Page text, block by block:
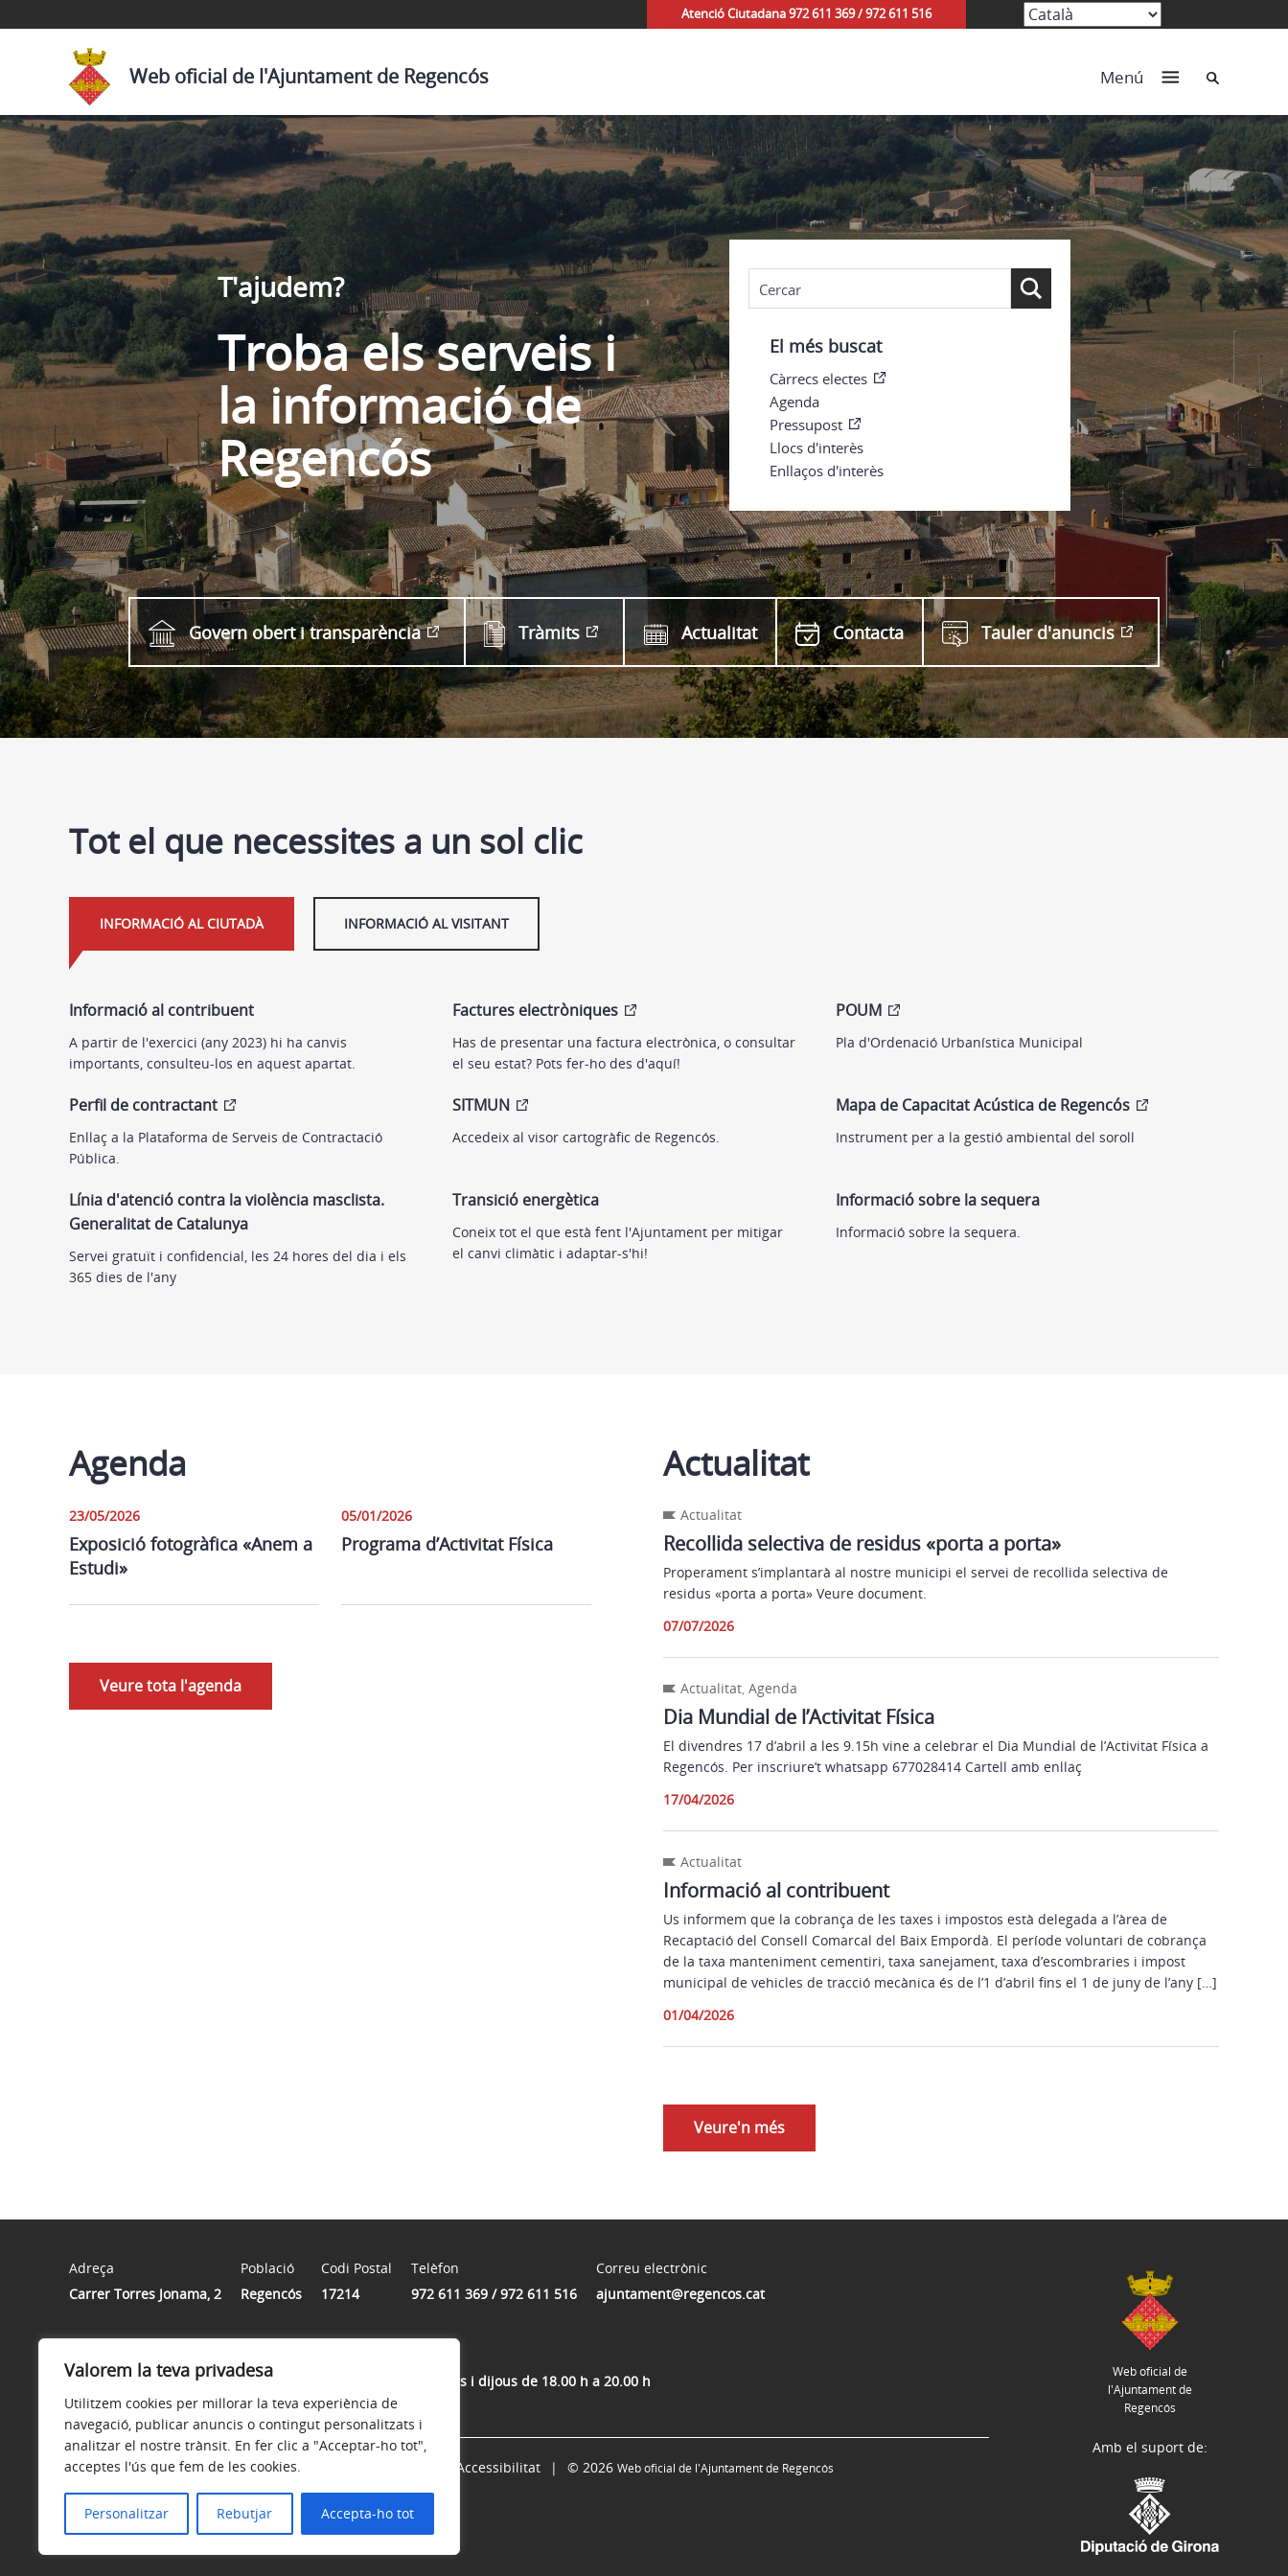
Valorem la teva privadesa
Utilitzem cookies per millorar la teva experiència de
navegació, publicar anuncis o contingut personalitzats i
analitzar el nostre trànsit. En fer clic a "Acceptar-ho tot",
acceptes l'ús que fem de les cookies.
Personalitzar Rebutjar Accepta-ho tot
Atenció Ciutadana 972 611 369 / 972 611 516
Web oficial de l'Ajuntament de Regencós Menú Cerca
T'ajudem?
Troba els serveis i
la informació de
Regencós
El més buscat
Càrrecs electes
Agenda
Pressupost
Llocs d'interès
Enllaços d'interès
Govern obert i transparència Tràmits Actualitat Contacta Tauler d'anuncis
Tot el que necessites a un sol clic
INFORMACIÓ AL CIUTADÀ INFORMACIÓ AL VISITANT
Informació al contribuent
A partir de l'exercici (any 2023) hi ha canvis
importants, consulteu-los en aquest apartat.
Factures electròniques
Has de presentar una factura electrònica, o consultar
el seu estat? Pots fer-ho des d'aquí!
POUM
Pla d'Ordenació Urbanística Municipal
Perfil de contractant
Enllaç a la Plataforma de Serveis de Contractació
Pública.
SITMUN
Accedeix al visor cartogràfic de Regencós.
Mapa de Capacitat Acústica de Regencós
Instrument per a la gestió ambiental del soroll
Línia d'atenció contra la violència masclista.
Generalitat de Catalunya
Servei gratuït i confidencial, les 24 hores del dia i els
365 dies de l'any
Transició energètica
Coneix tot el que està fent l'Ajuntament per mitigar
el canvi climàtic i adaptar-s'hi!
Informació sobre la sequera
Informació sobre la sequera.
Agenda
23/05/2026
Exposició fotogràfica «Anem a
Estudi»
05/01/2026
Programa d’Activitat Física
Veure tota l'agenda
Actualitat
Actualitat
Recollida selectiva de residus «porta a porta»
Properament s’implantarà al nostre municipi el servei de recollida selectiva de
residus «porta a porta» Veure document.
07/07/2026
Actualitat, Agenda
Dia Mundial de l’Activitat Física
El divendres 17 d’abril a les 9.15h vine a celebrar el Dia Mundial de l’Activitat Física a
Regencós. Per inscriure’t whatsapp 677028414 Cartell amb enllaç
17/04/2026
Actualitat
Informació al contribuent
Us informem que la cobrança de les taxes i impostos està delegada a l’àrea de
Recaptació del Consell Comarcal del Baix Empordà. El període voluntari de cobrança
de la taxa manteniment cementiri, taxa sanejament, taxa d’escombraries i impost
municipal de vehicles de tracció mecànica és de l’1 d’abril fins el 1 de juny de l’any […]
01/04/2026
Veure'n més
Adreça
Carrer Torres Jonama, 2
Població
Regencós
Codi Postal
17214
Telèfon
972 611 369 / 972 611 516
Correu electrònic
ajuntament@regencos.cat
De dilluns a divendres de 9.00 h a 13.00 h i dimarts, dimecres i dijous de 18.00 h a 20.00 h
Web oficial de
l'Ajuntament de
Regencós
Avís legal Política de privacitat Accessibilitat © 2026 Web oficial de l'Ajuntament de Regencós
Amb el suport de: